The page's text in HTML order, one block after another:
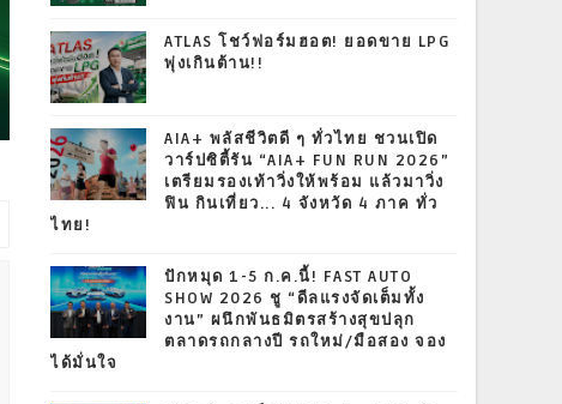
ATLAS โชว์ฟอร์มฮอต! ยอดขาย LPG
พุ่งเกินต้าน!!
AIA+ พลัสชีวิตดี ๆ ทั่วไทย ชวนเปิด
วาร์ปซิตี้รัน “AIA+ FUN RUN 2026”
เตรียมรองเท้าวิ่งให้พร้อม แล้วมาวิ่ง
ฟิน กินเที่ยว... 4 จังหวัด 4 ภาค ทั่ว
ไทย!
ปักหมุด 1-5 ก.ค.นี้! FAST AUTO
SHOW 2026 ชู “ดีลแรงจัดเต็มทั้ง
งาน” ผนึกพันธมิตรสร้างสุขปลุก
ตลาดรถกลางปี รถใหม่/มือสอง จอง
ได้มั่นใจ